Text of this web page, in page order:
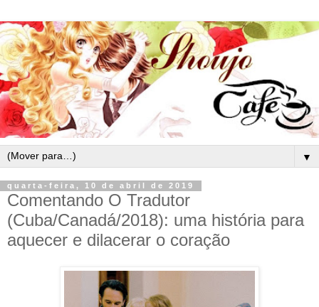
▼
quarta-feira, 10 de abril de 2019
Comentando O Tradutor
(Cuba/Canadá/2018): uma história para
aquecer e dilacerar o coração